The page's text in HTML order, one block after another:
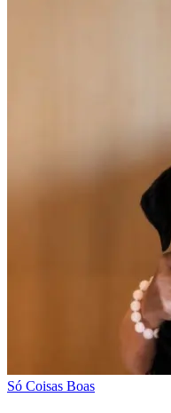
Só Coisas Boas